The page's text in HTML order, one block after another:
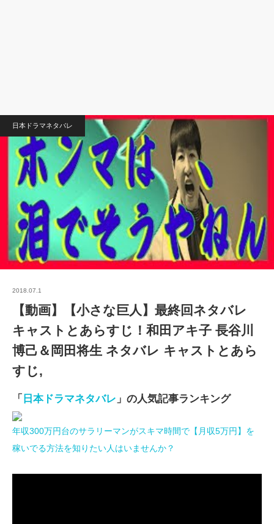
日本ドラマネタバレ
2018.07.1
【動画】【小さな巨人】最終回ネタバレ
キャストとあらすじ！和田アキ子 長谷川
博己＆岡田将生 ネタバレ キャストとあら
すじ,
「 日本ドラマネタバレ 」の人気記事ランキング
年収300万円台のサラリーマンがスキマ時間で【月収5万円】を
稼いでる方法を知りたい人はいませんか？